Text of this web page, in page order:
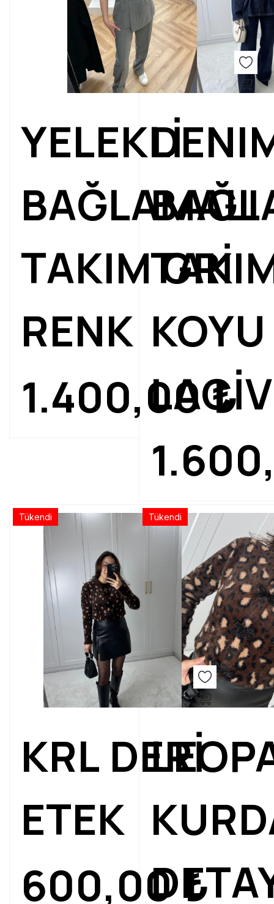
YELEKLİ
BAĞLAMALI
TAKIM GRİ
RENK
1.400,00₺
KOYU
KRL DERİ
ETEK
600,00₺
Tükendi Tükendi